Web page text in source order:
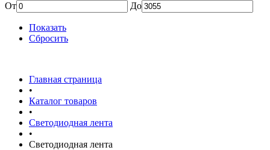
От
До
Показать
Сбросить
Главная страница
•
Каталог товаров
•
Светодиодная лента
•
Светодиодная лента